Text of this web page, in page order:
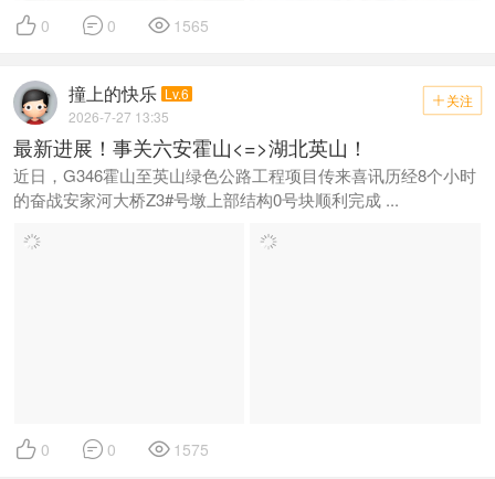
 0  0  1565
 关注
撞上的快乐 Lv.6
2026-7-27 13:35
最新进展！事关六安霍山<=>湖北英山！
近日，G346霍山至英山绿色公路工程项目传来喜讯历经8个小时
的奋战安家河大桥Z3#号墩上部结构0号块顺利完成 ...
 0  0  1575